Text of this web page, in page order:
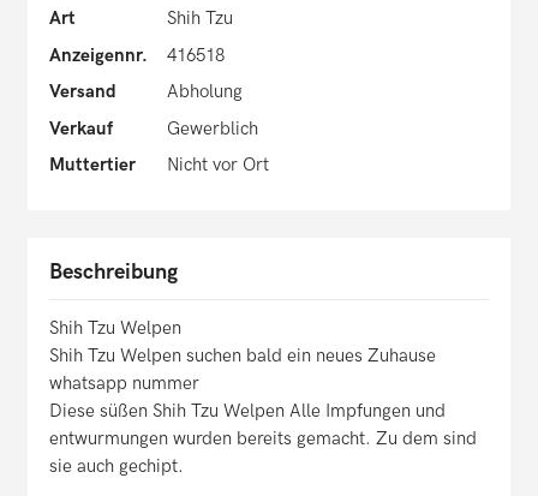
Art
Shih Tzu
Anzeigennr.
416518
Versand
Abholung
Verkauf
Gewerblich
Muttertier
Nicht vor Ort
Beschreibung
Shih Tzu Welpen
Shih Tzu Welpen suchen bald ein neues Zuhause
whatsapp nummer
Diese süßen Shih Tzu Welpen Alle Impfungen und
entwurmungen wurden bereits gemacht. Zu dem sind
sie auch gechipt.